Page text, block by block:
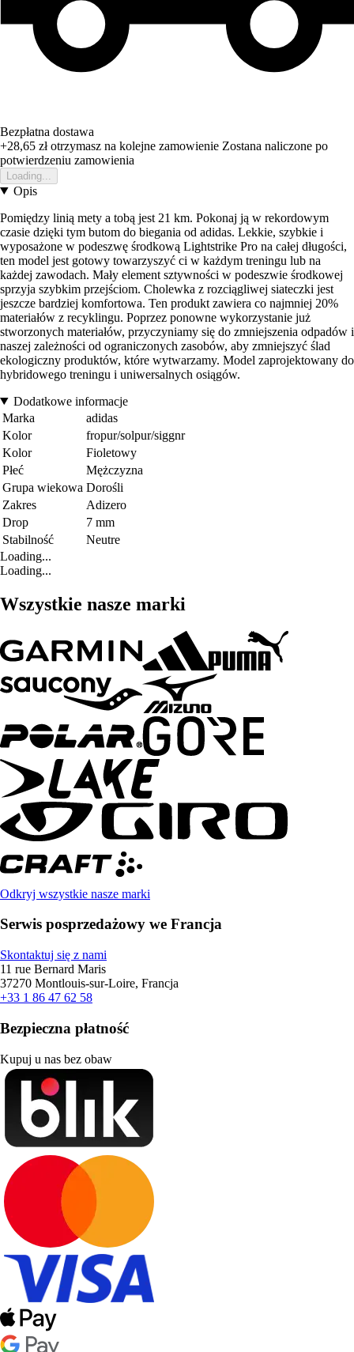
Bezpłatna dostawa
+28,65 złotrzymasz na kolejne zamowienie Zostana naliczone po
potwierdzeniu zamowienia
Loading...
Opis
Pomiędzy linią mety a tobą jest 21 km. Pokonaj ją w rekordowym
czasie dzięki tym butom do biegania od adidas. Lekkie, szybkie i
wyposażone w podeszwę środkową Lightstrike Pro na całej długości,
ten model jest gotowy towarzyszyć ci w każdym treningu lub na
każdej zawodach. Mały element sztywności w podeszwie środkowej
sprzyja szybkim przejściom. Cholewka z rozciągliwej siateczki jest
jeszcze bardziej komfortowa. Ten produkt zawiera co najmniej 20%
materiałów z recyklingu. Poprzez ponowne wykorzystanie już
stworzonych materiałów, przyczyniamy się do zmniejszenia odpadów i
naszej zależności od ograniczonych zasobów, aby zmniejszyć ślad
ekologiczny produktów, które wytwarzamy. Model zaprojektowany do
hybridowego treningu i uniwersalnych osiągów.
Dodatkowe informacje
Marka
adidas
Kolor
fropur/solpur/siggnr
Kolor
Fioletowy
Płeć
Mężczyzna
Grupa wiekowa Dorośli
Zakres
Adizero
Drop
7 mm
Stabilność
Neutre
Loading...
Loading...
Wszystkie nasze marki
Odkryj wszystkie nasze marki
Serwis posprzedażowy we Francja
Skontaktuj się z nami
11 rue Bernard Maris
37270 Montlouis-sur-Loire, Francja
+33 1 86 47 62 58
Bezpieczna płatność
Kupuj u nas bez obaw